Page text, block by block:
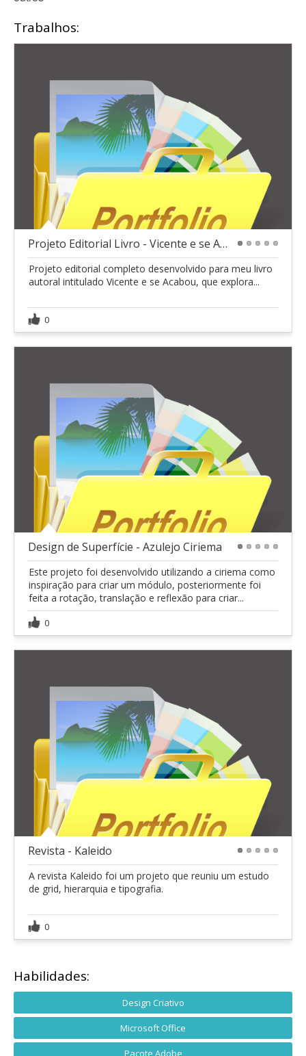
Trabalhos:
Projeto Editorial Livro - Vicente e se Acabou"
Projeto editorial completo desenvolvido para meu livro
autoral intitulado Vicente e se Acabou, que explora...
0
Design de Superfície - Azulejo Ciriema
Este projeto foi desenvolvido utilizando a ciriema como
inspiração para criar um módulo, posteriormente foi
feita a rotação, translação e reflexão para criar...
0
Revista - Kaleido
A revista Kaleido foi um projeto que reuniu um estudo
de grid, hierarquia e tipografia.
0
Habilidades:
Design Criativo
Microsoft Office
Pacote Adobe